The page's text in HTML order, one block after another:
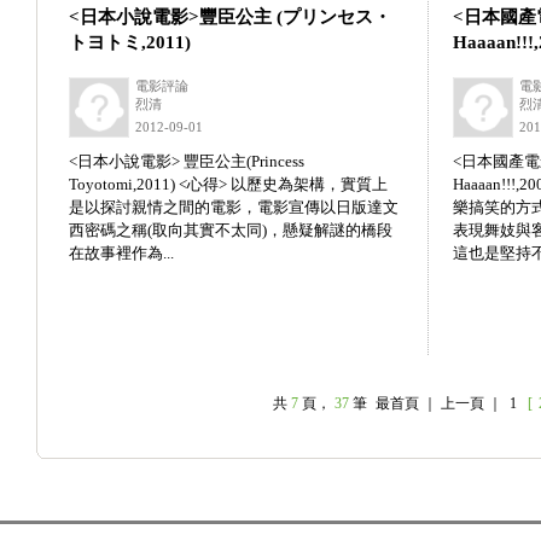
<日本小說電影>豐臣公主 (プリンセス・
トヨトミ,2011)
電影評論
烈清
2012-09-01
<日本小說電影> 豐臣公主(Princess
Toyotomi,2011) <心得> 以歷史為架構，實質上
是以探討親情之間的電影，電影宣傳以日版達文
西密碼之稱(取向其實不太同)，懸疑解謎的橋段
在故事裡作為...
<日本國
電
烈
<日本國產
樂搞笑的方
表現舞妓與
這也是堅持
共 7 頁， 37 筆 最首頁 ｜ 上一頁 ｜ 1 [